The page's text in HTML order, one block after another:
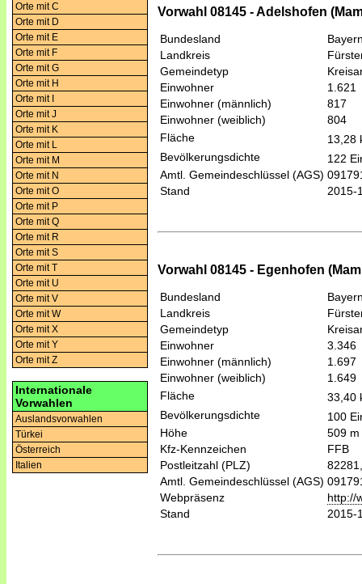
Orte mit C
Orte mit D
Orte mit E
Orte mit F
Orte mit G
Orte mit H
Orte mit I
Orte mit J
Orte mit K
Orte mit L
Orte mit M
Orte mit N
Orte mit O
Orte mit P
Orte mit Q
Orte mit R
Orte mit S
Orte mit T
Orte mit U
Orte mit V
Orte mit W
Orte mit X
Orte mit Y
Orte mit Z
Internationale
Vorwahlen
Auslandsvorwahlen
Türkei
Österreich
Italien
Vorwahl 08145 - Adelshofen
Bundesland
Landkreis
Gemeindetyp
Einwohner
1.621
Einwohner (männlich)
817
Einwohner (weiblich)
804
Fläche
13,28
Bevölkerungsdichte
122
Amtl. Gemeindeschlüssel (AGS)
Stand
2015-
Vorwahl 08145 - Egenhofen
Bundesland
Landkreis
Gemeindetyp
Einwohner
3.346
Einwohner (männlich)
1.697
Einwohner (weiblich)
1.649
Fläche
33,40
Bevölkerungsdichte
100
Höhe
509 m
Kfz-Kennzeichen
FFB
Postleitzahl (PLZ)
Amtl. Gemeindeschlüssel (AGS)
Webpräsenz
http://
Stand
2015-